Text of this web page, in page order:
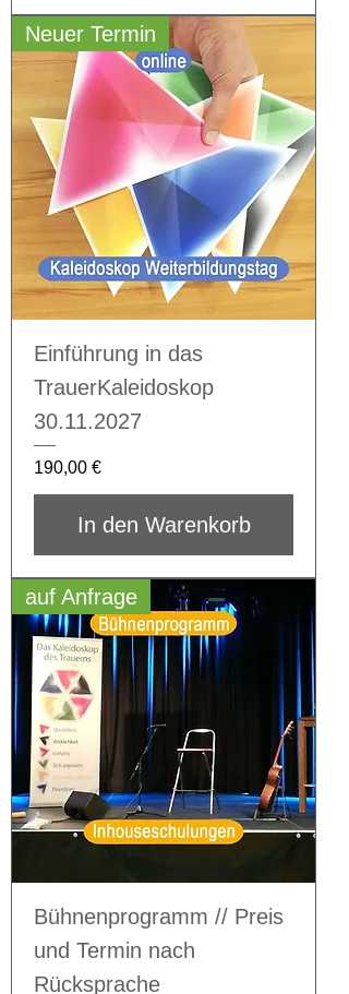
Neuer Termin
Einführung in das
TrauerKaleidoskop
30.11.2027
Preis
190,00 €
In den Warenkorb
auf Anfrage
Bühnenprogramm // Preis
und Termin nach
Rücksprache